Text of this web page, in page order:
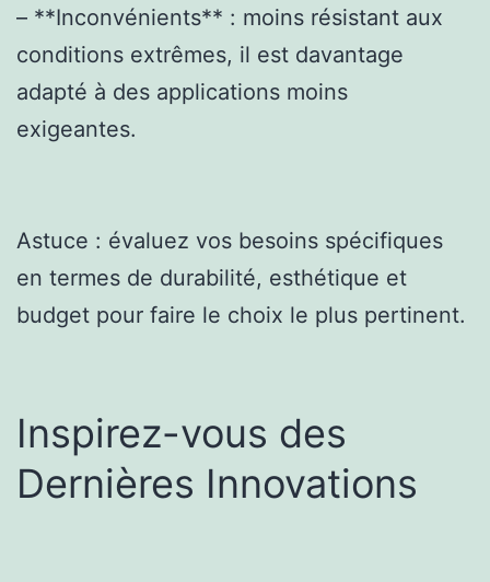
– **Inconvénients** : moins résistant aux
conditions extrêmes, il est davantage
adapté à des applications moins
exigeantes.
Astuce : évaluez vos besoins spécifiques
en termes de durabilité, esthétique et
budget pour faire le choix le plus pertinent.
Inspirez-vous des
Dernières Innovations